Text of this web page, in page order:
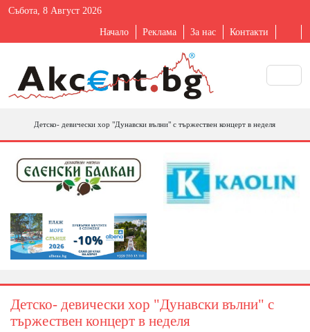
Събота, 8 Август 2026
Начало Реклама За нас Контакти
Детско- девически хор "Дунавски вълни" с тържествен концерт в неделя
Детско- девически хор "Дунавски вълни" с
тържествен концерт в неделя